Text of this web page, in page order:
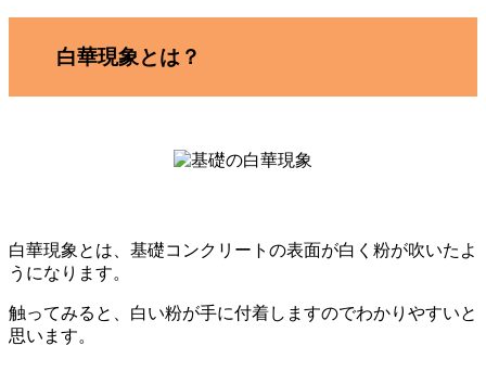
白華現象とは？
白華現象とは、基礎コンクリートの表面が白く粉が吹いたよ
うになります。
触ってみると、白い粉が手に付着しますのでわかりやすいと
思います。